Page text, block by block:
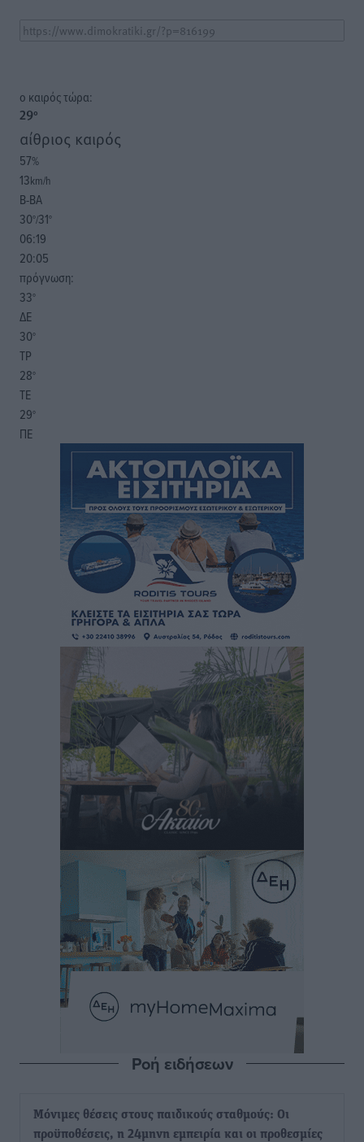
o καιρός τώρα:
29°
αίθριος καιρός
57%
13km/h
Β-ΒΑ
30°/31°
06:19
20:05
πρόγνωση:
33°
ΔΕ
30°
ΤΡ
28°
ΤΕ
29°
ΠΕ
Ροή ειδήσεων
Μόνιμες θέσεις στους παιδικούς σταθμούς: Οι
προϋποθέσεις, η 24μηνη εμπειρία και οι προθεσμίες